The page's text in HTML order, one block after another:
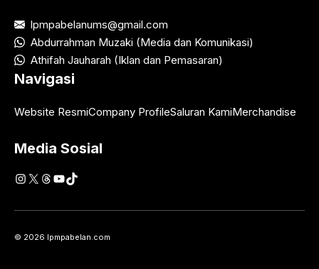
lpmpabelanums@gmail.com
Abdurrahman Muzaki (Media dan Komunikasi)
Athifah Jauharah (Iklan dan Pemasaran)
Navigasi
Website ResmiCompany ProfileSaluran KamiMerchandise
Media Sosial
Instagram
X Threads
YouTube
TikTok
© 2026 lpmpabelan.com